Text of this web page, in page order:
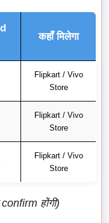
कहाँ मिलेगा
Flipkart / Vivo
Store
Flipkart / Vivo
Store
Flipkart / Vivo
Store
होंगी)